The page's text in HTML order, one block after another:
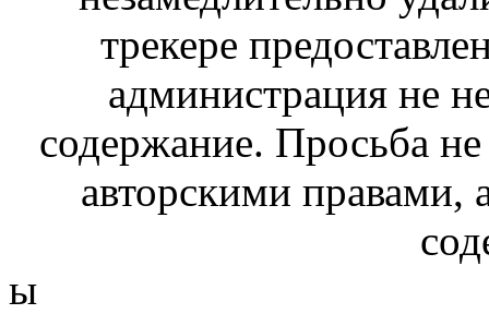
трекере
администрация не
содержание. Просьба
авторскими правами,
ы